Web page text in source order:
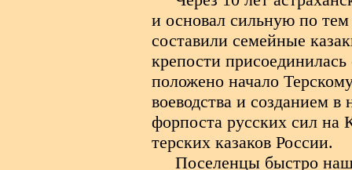
и основал сильную по
составили семейные
крепости
положено начало
воеводства и созданием в
форпоста русских сил на
терских казаков России.
Поселенцы быстро